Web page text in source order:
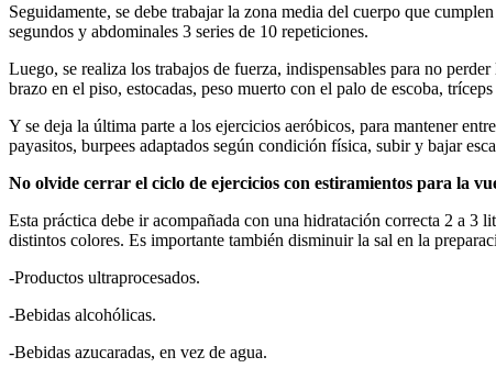
Seguidamente, se debe trabajar la zona media del cuerpo que
segundos y abdominales 3 series de 10 repeticiones.
Luego, se realiza los trabajos de fuerza, indispensables para no
brazo en el piso, estocadas, peso muerto con el palo de escoba,
Y se deja la última parte a los ejercicios aeróbicos, para mantener
payasitos, burpees adaptados según condición física, subir y bajar
No olvide cerrar el ciclo de ejercicios con estiramientos para la
Esta práctica debe ir acompañada con una hidratación correcta 2 a 3
distintos colores. Es importante también disminuir la sal en la
-Productos ultraprocesados.
-Bebidas alcohólicas.
-Bebidas azucaradas, en vez de agua.